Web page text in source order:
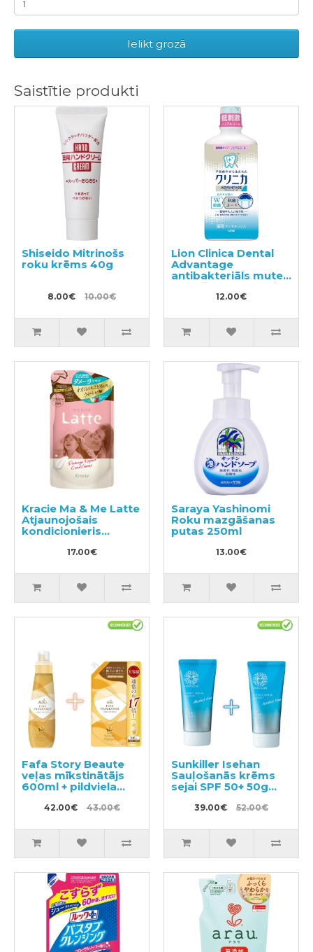
Ielikt grozā
Saistītie produkti
Shiseido Mitrinošs
roku krēms 40g
8.00€ 10.00€
Lion Clinica Dental
Advantage
antibakteriāls mutes
skalošanas līdzeklis
ar citrusu garšu, bez
12.00€
Kracie Ma & Me Latte
Atjaunojošais
kondicionieris
pildviela 360g
17.00€
Saraya Yashinomi
Roku mazgāšanas
putas 250ml
13.00€
Fafa Story Beaute
veļas mīkstinātājs
600ml + pildviela
42.00€ 43.00€
Sunkiller Isehan
Sauļošanās krēms
sejai SPF 50+ 50g
39.00€ 52.00€